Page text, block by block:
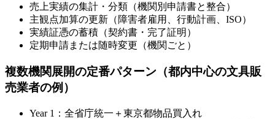
売上実績の集計・分類（機関別申請書と整合）
主観点加算の更新（障害者雇用、行動計画、ISO）
実績証憑の蓄積（契約書・完了証明）
定期申請または随時変更（機関ごと）
複数機関展開の定番パターン（都内中心の文具販
売業者の例）
Year 1：全省庁統一＋東京都物品買入れ